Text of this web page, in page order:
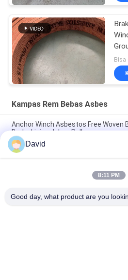
Kampas Rem Bebas Asbes
Anchor Winch Asbestos Free Woven
Brake Lining dalam Roll
Fleksibel bahan gesekan industri
cetakan
Non Asbes Dibentuk Lapisan Rem
David
8:11 PM
Good day, what product are you